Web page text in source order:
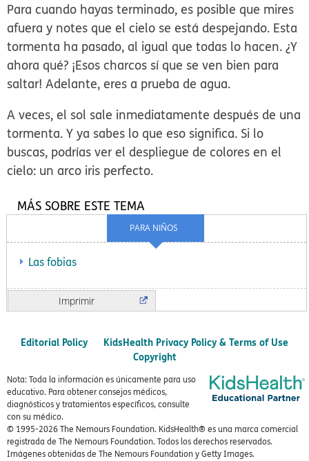
Para cuando hayas terminado, es posible que mires
afuera y notes que el cielo se está despejando. Esta
tormenta ha pasado, al igual que todas lo hacen. ¿Y
ahora qué? ¡Esos charcos sí que se ven bien para
saltar! Adelante, eres a prueba de agua.
A veces, el sol sale inmediatamente después de una
tormenta. Y ya sabes lo que eso significa. Si lo
buscas, podrías ver el despliegue de colores en el
cielo: un arco iris perfecto.
PARA NIÑOS
MÁS SOBRE ESTE TEMA
Las fobias
Imprimir
Editorial Policy
KidsHealth Privacy Policy & Terms of Use
Copyright
Nota: Toda la información es únicamente para uso
educativo. Para obtener consejos médicos,
diagnósticos y tratamientos específicos, consulte
con su médico.
© 1995-2026 The Nemours Foundation. KidsHealth® es una marca comercial
registrada de The Nemours Foundation. Todos los derechos reservados.
Imágenes obtenidas de The Nemours Foundation y Getty Images.